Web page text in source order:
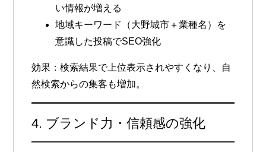
い情報が増える
地域キーワード（大野城市＋業種名）を
意識した投稿でSEO強化
効果 ：検索結果で上位表示されやすくなり、自
然検索からの集客も増加。
4. ブランド力・信頼感の強化